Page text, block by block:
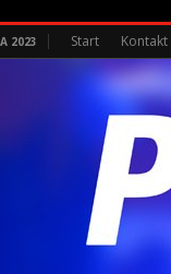
2023 Start Kontakt